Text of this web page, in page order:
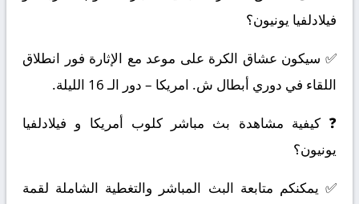
فيلادلفيا يونيون؟
✅ سيكون عشاق الكرة على موعد مع الإثارة فور انطلاق
اللقاء في دوري أبطال ش. امريكا – دور الـ 16 الليلة.
❓ كيفية مشاهدة بث مباشر كلوب أمريكا و فيلادلفيا
يونيون؟
✅ يمكنكم متابعة البث المباشر والتغطية الشاملة لقمة